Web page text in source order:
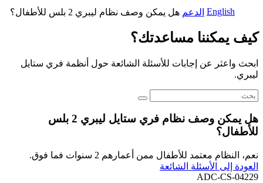
English الدعم هل يمكن وصف نظام ليبري 2 بلس للأطفال؟
كيف يمكننا مساعدتك؟
ابحث واعثر عن إجابات للأسئلة الشائعة حول أنظمة فري ستايل
ليبري.
هل يمكن وصف نظام فري ستايل ليبري 2 بلس
للأطفال؟
نعم، النظام معتمد للأطفال ممن أعمارهم 2 سنوات فما فوق.
العودة إلى الأسئلة الشائعة
ADC-CS-04229